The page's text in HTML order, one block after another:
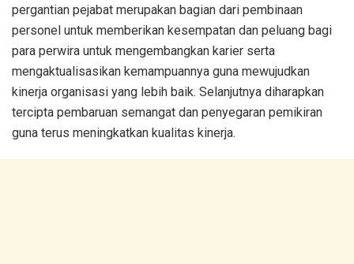
pergantian pejabat merupakan bagian dari pembinaan
personel untuk memberikan kesempatan dan peluang bagi
para perwira untuk mengembangkan karier serta
mengaktualisasikan kemampuannya guna mewujudkan
kinerja organisasi yang lebih baik. Selanjutnya diharapkan
tercipta pembaruan semangat dan penyegaran pemikiran
guna terus meningkatkan kualitas kinerja.